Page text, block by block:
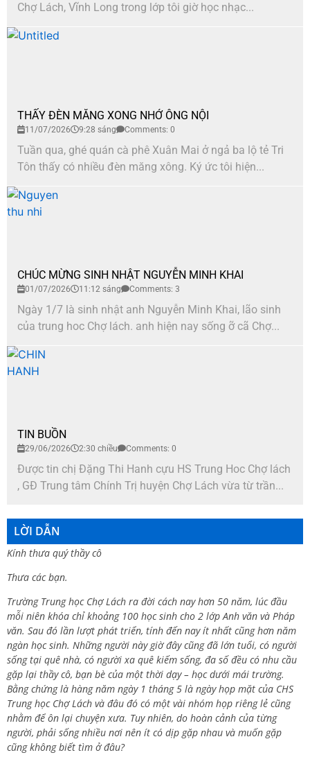
Chợ Lách, Vĩnh Long trong lớp tôi giờ học nhạc...
THẤY ĐÈN MĂNG XONG NHỚ ÔNG NỘI
11/07/2026 9:28 sáng Comments: 0
Tuần qua, ghé quán cà phê Xuân Mai ở ngả ba lộ tẻ Tri
Tôn thấy có nhiều đèn măng xông. Ký ức tôi hiện...
CHÚC MỪNG SINH NHẬT NGUYỄN MINH KHAI
01/07/2026 11:12 sáng Comments: 3
Ngày 1/7 là sinh nhật anh Nguyễn Minh Khai, lão sinh
của trung hoc Chợ lách. anh hiện nay sống ỡ cã Chợ...
TIN BUỒN
29/06/2026 2:30 chiều Comments: 0
Được tin chị Đặng Thi Hanh cựu HS Trung Hoc Chợ lách
, GĐ Trung tâm Chính Trị huyện Chợ Lách vừa từ trần...
LỜI DẪN
Kính thưa quý thầy cô
Thưa các bạn.
Trường Trung học Chợ Lách ra đời cách nay hơn 50 năm, lúc đầu
mỗi niên khóa chỉ khoảng 100 học sinh cho 2 lớp Anh văn và Pháp
văn. Sau đó lần lượt phát triển, tính đến nay ít nhất cũng hơn năm
ngàn học sinh. Những người này giờ đây cũng đã lớn tuổi, có người
sống tại quê nhà, có người xa quê kiếm sống, đa số đều có nhu cầu
gặp lại thầy cô, bạn bè của một thời dạy – học dưới mái trường.
Bằng chứng là hàng năm ngày 1 tháng 5 là ngày họp mặt của CHS
Trung học Chợ Lách và đâu đó có một vài nhóm họp riêng lẻ cũng
nhằm để ôn lại chuyện xưa. Tuy nhiên, do hoàn cảnh của từng
người, phải sống nhiều nơi nên ít có dịp gặp nhau và muốn gặp
cũng không biết tìm ở đâu?